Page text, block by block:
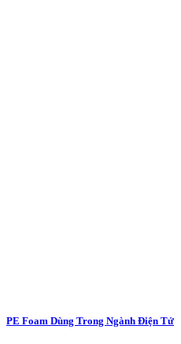
PE Foam Dùng Trong Ngành Điện Tử